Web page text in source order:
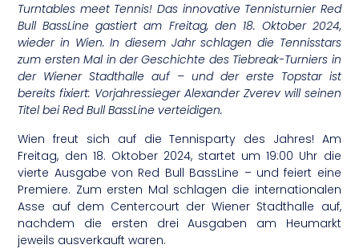
Turntables meet Tennis! Das innovative Tennisturnier Red
Bull BassLine gastiert am Freitag, den 18. Oktober 2024,
wieder in Wien. In diesem Jahr schlagen die Tennisstars
zum ersten Mal in der Geschichte des Tiebreak-Turniers in
der Wiener Stadthalle auf – und der erste Topstar ist
bereits fixiert: Vorjahressieger Alexander Zverev will seinen
Titel bei Red Bull BassLine verteidigen.
Wien freut sich auf die Tennisparty des Jahres! Am
Freitag, den 18. Oktober 2024, startet um 19:00 Uhr die
vierte Ausgabe von Red Bull BassLine – und feiert eine
Premiere. Zum ersten Mal schlagen die internationalen
Asse auf dem Centercourt der Wiener Stadthalle auf,
nachdem die ersten drei Ausgaben am Heumarkt
jeweils ausverkauft waren.